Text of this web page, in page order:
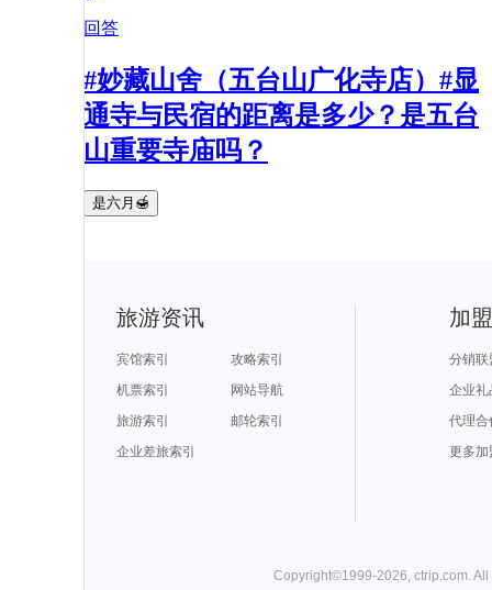
回答
#妙藏山舍（五台山广化寺店）#显
通寺与民宿的距离是多少？是五台
山重要寺庙吗？
是六月🍯
旅游资讯
宾馆索引
攻略索引
机票索引
网站导航
旅游索引
邮轮索引
企业差旅索引
加
分销联
企业礼
代理合
更多加
Copyright©1999-2026 ctrip.com .